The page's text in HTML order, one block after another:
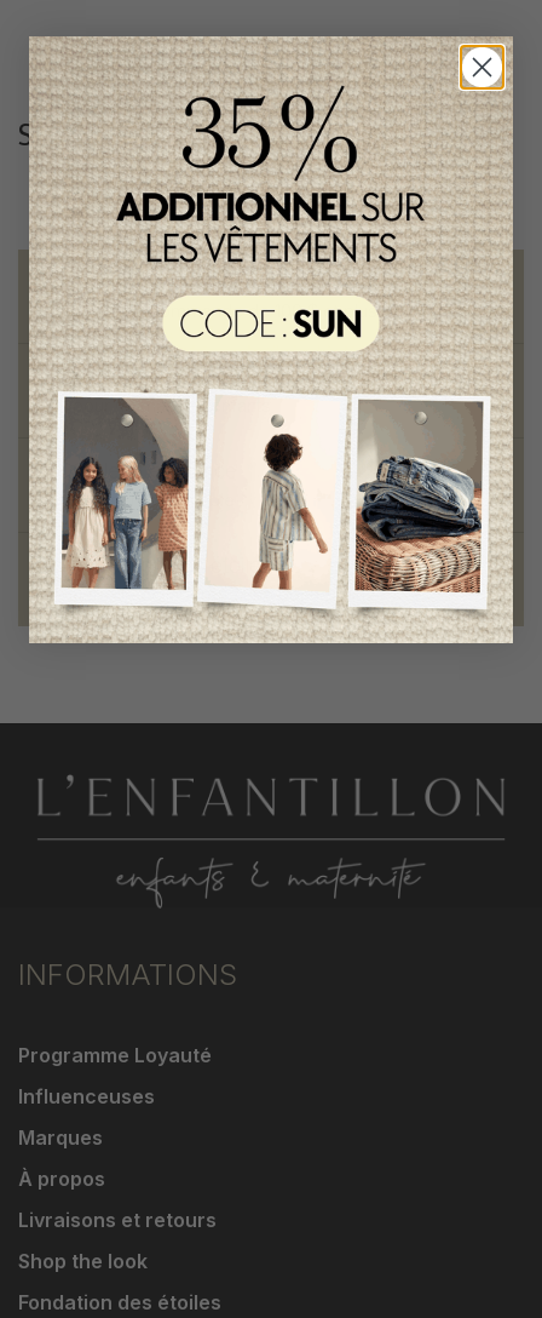
Suivez-nous@lenfantillon
Livraison gratuite
sur toute commande de 100 $ et plus
Vêtements chics et tendances
pour mamans et enfants
Style et élégance
qualité remarquable
Fondation des étoiles
fiers de collaborer à une bonne cause
INFORMATIONS
Programme Loyauté
Influenceuses
Marques
À propos
Livraisons et retours
Shop the look
Fondation des étoiles